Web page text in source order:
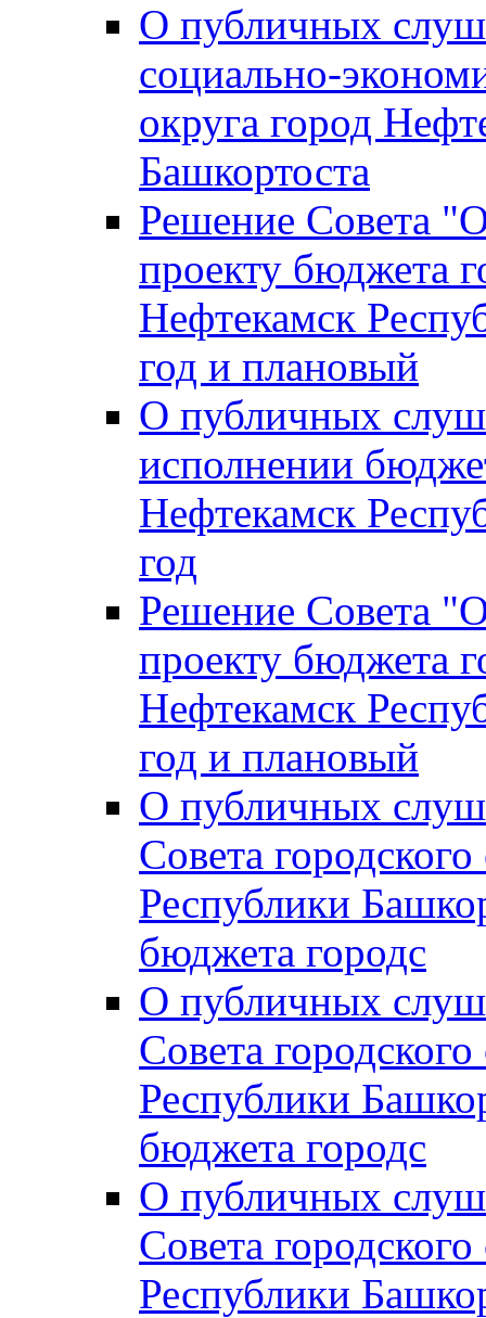
О публичных
социально-
округа город
Башкортоста
Решение Совета
проекту бюджета
Нефтекамск
год и плановый
О публичных
исполнении
Нефтекамск
год
Решение Совета
проекту бюджета
Нефтекамск
год и плановый
О публичных
Совета
Республики
бюджета городс
О публичных
Совета
Республики
бюджета городс
О публичных
Совета
Республики